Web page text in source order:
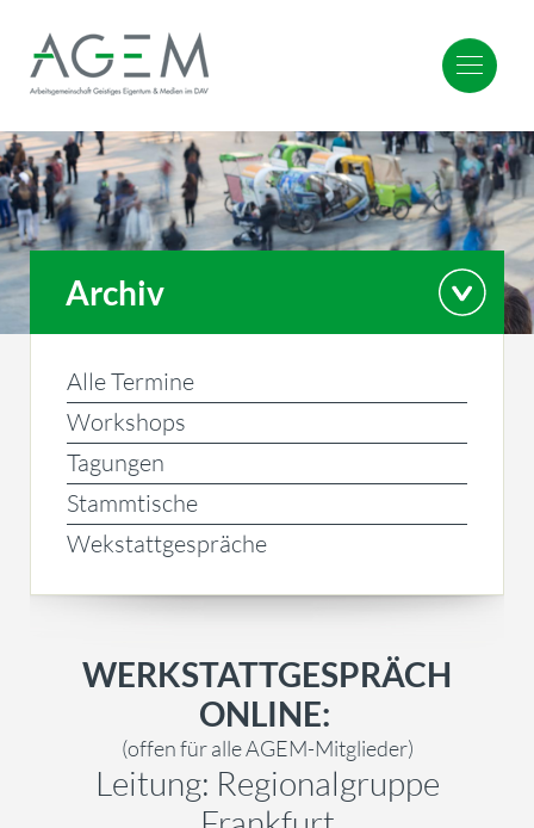
Archiv
Alle Termine
Workshops
Tagungen
Stammtische
Wekstattgespräche
WERKSTATTGESPRÄCH
ONLINE:
(offen für alle AGEM-Mitglieder)
Leitung: Regionalgruppe